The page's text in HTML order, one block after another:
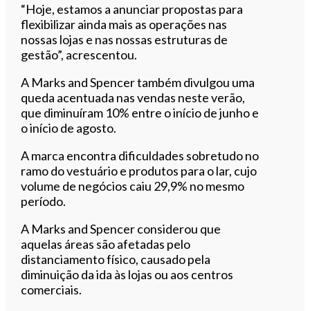
“Hoje, estamos a anunciar propostas para
flexibilizar ainda mais as operações nas
nossas lojas e nas nossas estruturas de
gestão”, acrescentou.
A Marks and Spencer também divulgou uma
queda acentuada nas vendas neste verão,
que diminuíram 10% entre o início de junho e
o início de agosto.
A marca encontra dificuldades sobretudo no
ramo do vestuário e produtos para o lar, cujo
volume de negócios caiu 29,9% no mesmo
período.
A Marks and Spencer considerou que
aquelas áreas são afetadas pelo
distanciamento físico, causado pela
diminuição da ida às lojas ou aos centros
comerciais.